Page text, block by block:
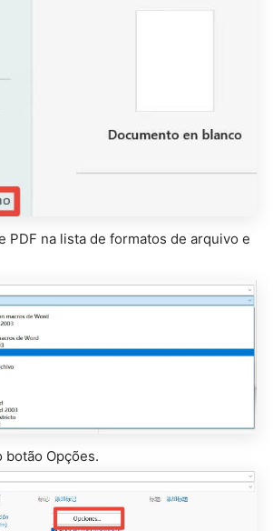
PDF na lista de formatos de arquivo e
botão Opções.